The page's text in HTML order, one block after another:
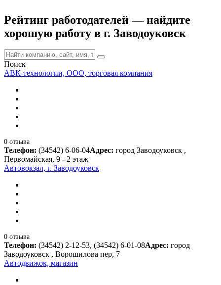
Рейтинг работодателей — найдите
хорошую работу в г. Заводоуковск
Поиск
АВК-технологии, ООО, торговая компания
0 отзыва
Телефон: (34542) 6-06-04Адрес: город Заводоуковск ,
Первомайская, 9 - 2 этаж
Автовокзал, г. Заводоуковск
0 отзыва
Телефон: (34542) 2-12-53, (34542) 6-01-08Адрес: город
Заводоуковск , Ворошилова пер, 7
Автодвижок, магазин